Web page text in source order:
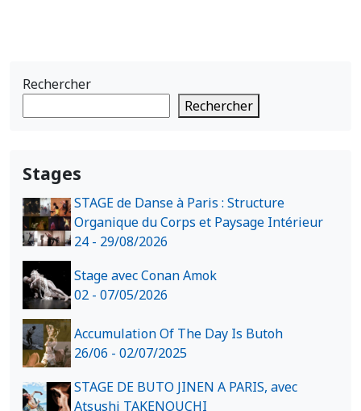
Rechercher
Rechercher
Stages
STAGE de Danse à Paris : Structure
Organique du Corps et Paysage Intérieur
24 - 29/08/2026
Stage avec Conan Amok
02 - 07/05/2026
Accumulation Of The Day Is Butoh
26/06 - 02/07/2025
STAGE DE BUTO JINEN A PARIS, avec
Atsushi TAKENOUCHI